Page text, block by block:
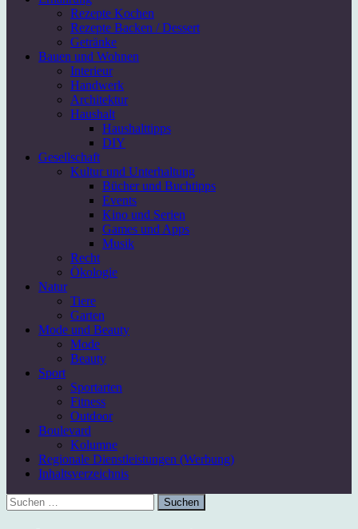
Rezepte Kochen
Rezepte Backen / Dessert
Getränke
Bauen und Wohnen
Interieur
Handwerk
Architektur
Haushalt
Haushalttipps
DIY
Gesellschaft
Kultur und Unterhaltung
Bücher und Buchtipps
Events
Kino und Serien
Games und Apps
Musik
Recht
Ökologie
Natur
Tiere
Garten
Mode und Beauty
Mode
Beauty
Sport
Sportarten
Fitness
Outdoor
Boulevard
Kolumne
Regionale Dienstleistungen (Werbung)
Inhaltsverzeichnis
Suchen
nach: